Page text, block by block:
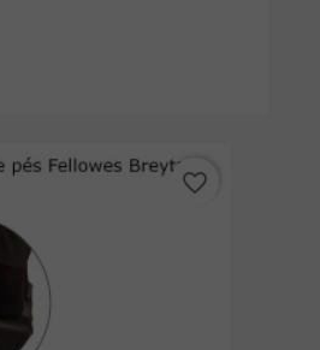
favorite_border